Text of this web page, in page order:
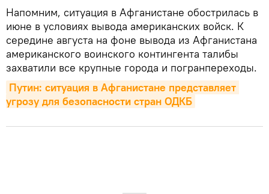
Напомним, ситуация в Афганистане обострилась в
июне в условиях вывода американских войск. К
середине августа на фоне вывода из Афганистана
американского воинского контингента талибы
захватили все крупные города и погранпереходы.
Путин: ситуация в Афганистане представляет
угрозу для безопасности стран ОДКБ